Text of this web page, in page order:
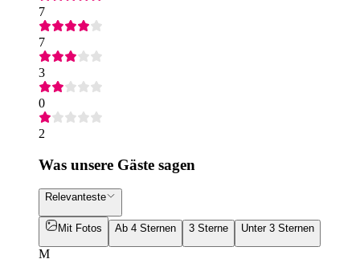
7
7
3
0
2
Was unsere Gäste sagen
Relevanteste
Mit Fotos Ab 4 Sternen 3 Sterne Unter 3 Sternen
M